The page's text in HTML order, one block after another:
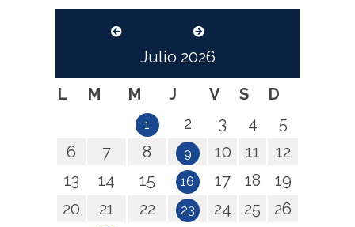
Julio 2026
L
M M J V S D
1 2 3 4
5
6
7 8 9 10 11
12
13
14 15 16 17 18
19
20
21 22 23 24 25
26